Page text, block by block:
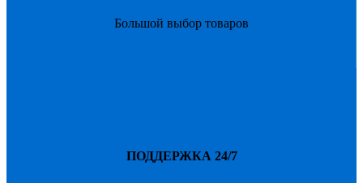
Большой выбор товаров
ПОДДЕРЖКА 24/7